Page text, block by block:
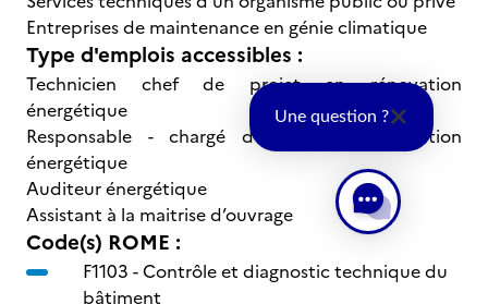
Entreprises de maintenance en génie climatique
Type d'emplois accessibles :
Technicien chef de projet en rénovation
énergétique
Responsable - chargé d’affaires en rénovation
énergétique
Auditeur énergétique
Assistant à la maitrise d’ouvrage
Code(s) ROME :
F1103 -Contrôle et diagnostic technique du
bâtiment
Une question ?